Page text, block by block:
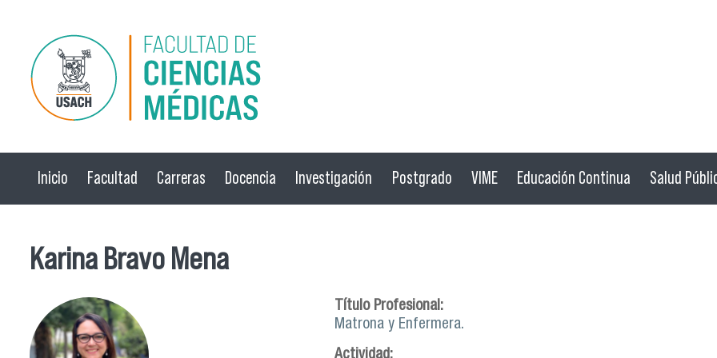
Pasar al contenido principal
Inicio Facultad Carreras Docencia Investigación Postgrado VIME Educación Continua Salud
Karina Bravo Mena
Título Profesional:
Matrona y Enfermera.